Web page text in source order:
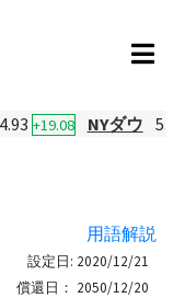
+19.08 NYダウ
用語解説
設定日: 2020/12/21
償還日： 2050/12/20